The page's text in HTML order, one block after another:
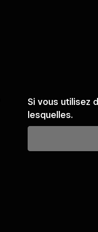
Si vous utilisez
lesquelles.